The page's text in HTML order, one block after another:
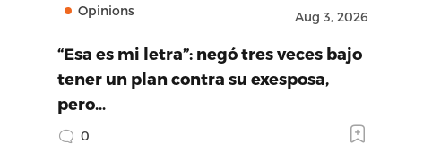
Opinions Aug 3, 2026
“Esa es mi letra”: negó tres veces bajo
tener un plan contra su exesposa,
pero…
0